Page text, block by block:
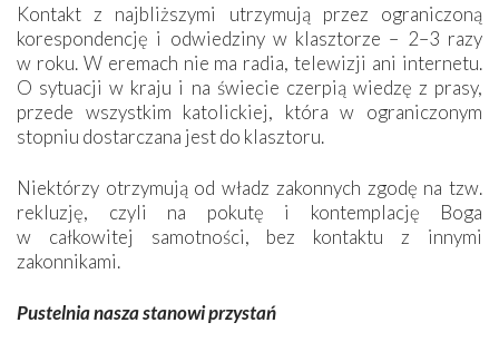
Kontakt z najbliższymi utrzymują przez ograniczoną
korespondencję i odwiedziny w klasztorze – 2–3 razy
w roku. W eremach nie ma radia, telewizji ani internetu.
O sytuacji w kraju i na świecie czerpią wiedzę z prasy,
przede wszystkim katolickiej, która w ograniczonym
stopniu dostarczana jest do klasztoru.
Niektórzy otrzymują od władz zakonnych zgodę na tzw.
rekluzję, czyli na pokutę i kontemplację Boga
w całkowitej samotności, bez kontaktu z innymi
zakonnikami.
Pustelnia nasza stanowi przystań